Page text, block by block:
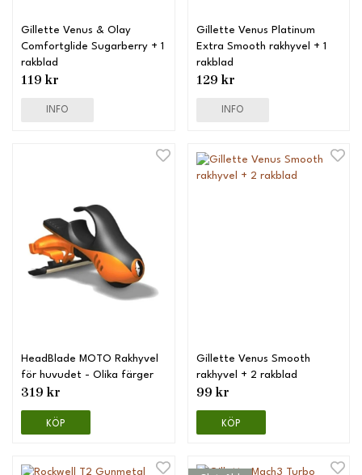
Gillette Venus & Olay
Comfortglide Sugarberry + 1
rakblad
119 kr
INFO
Gillette Venus Platinum
Extra Smooth rakhyvel + 1
rakblad
129 kr
INFO
HeadBlade MOTO Rakhyvel
för huvudet - Olika färger
319 kr
KÖP
Gillette Venus Smooth
rakhyvel + 2 rakblad
99 kr
KÖP